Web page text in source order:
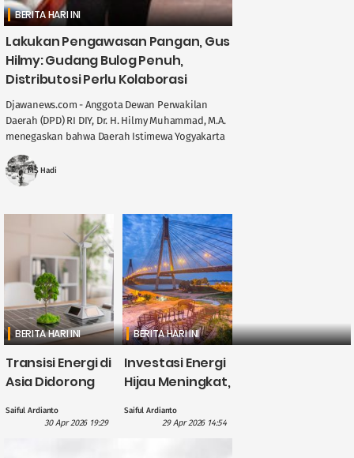
BERITA HARI INI
Lakukan Pengawasan Pangan, Gus
Hilmy: Gudang Bulog Penuh,
Distributosi Perlu Kolaborasi
Djawanews.com - Anggota Dewan Perwakilan
Daerah (DPD) RI DIY, Dr. H. Hilmy Muhammad, M.A.
menegaskan bahwa Daerah Istimewa Yogyakarta
memegang peran penting dalam menjaga
stabilitas ....
MS Hadi
BERITA HARI INI
Transisi Energi di
Asia Didorong
International
Saiful Ardianto
30 Apr 2026 19:29
BERITA HARI INI
Investasi Energi
Hijau Meningkat,
Dana US$5
Saiful Ardianto
29 Apr 2026 14:54